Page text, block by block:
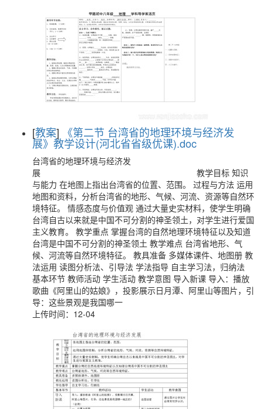
[教案] 《第二节 台湾省的地理环境与经济发
展》教学设计(河北省省级优课).doc
台湾省的地理环境与经济发
展 教学目标 知识
与能力 在地图上指出台湾省的位置、范围。 过程与方法 运用
地图和资料，分析台湾省的地形、气候、河流、资源等自然环
境特征。 情感态度与价值观 通过大量史实材料，使学生明确
台湾自古以来就是中国不可分割的神圣领土，对学生进行爱国
主义教育。 教学重点 掌握台湾的自然地理环境特征以及知道
台湾是中国不可分割的神圣领土 教学难点 台湾省地形、气
候、河流等自然环境特征。 教具准备 多媒体课件、地图册 教
法运用 读图分析法、引导法 学法指导 自主学习法，归纳法
基本环节 教师活动 学生活动 教学意图 导入新课 导入：播放
歌曲《阿里山的姑娘》，投影展示日月潭、阿里山等图片，引
导：这些景观是我国哪一
上传时间：12-04